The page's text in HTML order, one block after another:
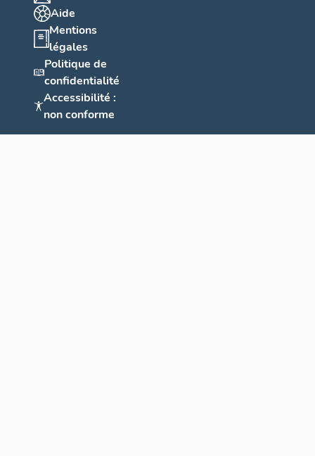
Aide
Mentions
légales
Politique de
confidentialité
Accessibilité :
non conforme